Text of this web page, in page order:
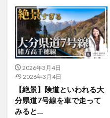
2026年3月4日
2026年3月4日
【絶景】険道といわれる大
分県道7号線を車で走って
みると…
姫島村
子ども教室
宇佐市
居酒屋 屋台
庄内町カフェ
府内
新店
日出 日出町
明豊
津久見市
滝
漢方 炭火焼き
玖珠郡